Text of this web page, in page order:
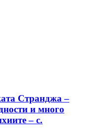
Странджа –
и много
– с.